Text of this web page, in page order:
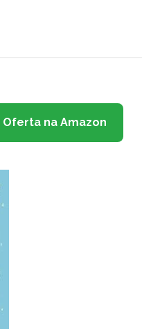
Oferta na Amazon